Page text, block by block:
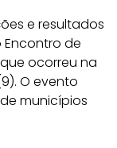
e resultados
Encontro de
ocorreu na
O evento
municípios